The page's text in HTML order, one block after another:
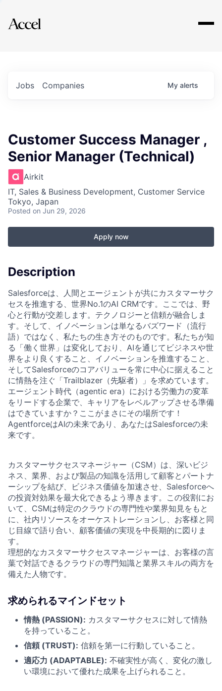
Explore
Jobs Companies My alerts
Customer Success Manager ,
Senior Manager (Technical)
Airkit
IT, Sales & Business Development, Customer Service
Tokyo, Japan
Posted on Jun 29, 2026
Apply now
Description
Salesforceは、人間とエージェントが共にカスタマーサク
セスを推進する、世界No.1のAI CRMです。ここでは、野
心と行動が交差します。テクノロジーと信頼が融合しま
す。そして、イノベーションは単なるバズワード（流行
語）ではなく、私たちの生き方そのものです。私たちが知
る「働く世界」は変化しており、AIを通じてビジネスや世
界をより良くすること、イノベーションを推進すること、
そしてSalesforceのコアバリューを常に中心に据えること
に情熱を注ぐ「Trailblazer（先駆者）」を求めています。
エージェント時代（agentic era）における労働力の変革
をリードする企業で、キャリアをレベルアップさせる準備
はできていますか？ここがまさにその場所です！
AgentforceはAIの未来であり、あなたはSalesforceの未
来です。
カスタマーサクセスマネージャー（CSM）は、深いビジ
ネス、業界、および製品の知識を活用して顧客とパートナ
ーシップを結び、ビジネス価値を加速させ、Salesforceへ
の投資対効果を最大化できるよう導きます。この役割にお
いて、CSMは特定のクラウドの専門性や業界知見をもと
に、社内リソースをオーケストレーションし、お客様と同
じ目線で語り合い、顧客価値の実現を中長期的に図りま
す。
理想的なカスタマーサクセスマネージャーは、お客様の言
葉で対話できるクラウドの専門知識と業界スキルの両方を
備えた人物です。
求められるマインドセット
情熱 (PASSION): カスタマーサクセスに対して情熱
を持っていること。
信頼 (TRUST): 信頼を第一に行動していること。
適応力 (ADAPTABLE): 不確実性が高く、変化の激し
い環境において優れた成果を上げられること。